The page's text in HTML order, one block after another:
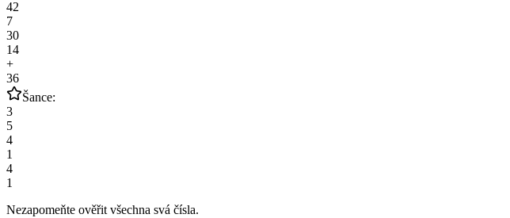
42
7
30
14
+
36
Šance:
3
5
4
1
4
1
Nezapomeňte ověřit všechna svá čísla.